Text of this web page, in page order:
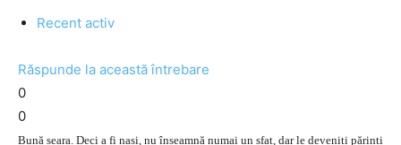
Recent activ
Răspunde la această întrebare
0
0
Bună seara. Deci a fi nași, nu înseamnă numai un sfat, dar le deveniți părinți